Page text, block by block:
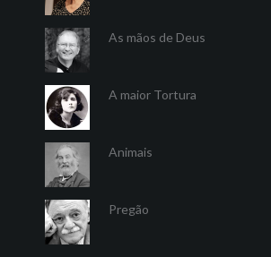
As mãos de Deus
A maior Tortura
Animais
Pregão